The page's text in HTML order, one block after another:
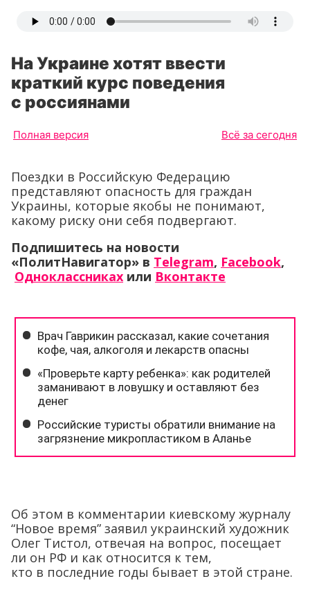
На Украине хотят ввести
краткий курс поведения
с россиянами
Полная версия Всё за сегодня
Поездки в Российскую Федерацию
представляют опасность для граждан
Украины, которые якобы не понимают,
какому риску они себя подвергают.
Подпишитесь на новости
«ПолитНавигатор» в Telegram, Facebook,
Одноклассниках или Вконтакте
Об этом в комментарии киевскому журналу
“Новое время” заявил украинский художник
Олег Тистол, отвечая на вопрос, посещает
ли он РФ и как относится к тем,
кто в последние годы бывает в этой стране.